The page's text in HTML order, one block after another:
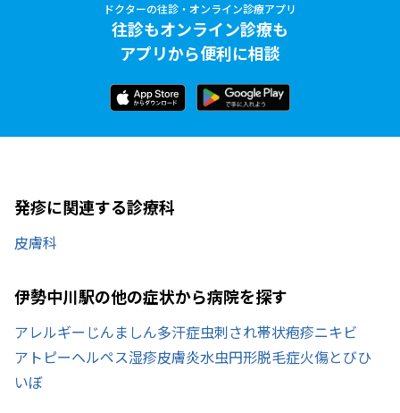
ドクターの往診・オンライン診療アプリ
往診もオンライン診療も
アプリから便利に相談
発疹に関連する診療科
皮膚科
伊勢中川駅の他の症状から病院を探す
アレルギー じんましん多汗症虫刺され帯状疱疹ニキビ
アトピーヘルペス湿疹皮膚炎水虫円形脱毛症火傷とびひ
いぼ